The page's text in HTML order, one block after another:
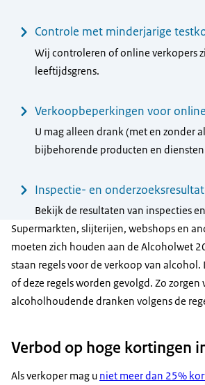
Controle met minderjarige
Wij controleren of online verkopers
leeftijdsgrens.
Verkoopbeperkingen voor
U mag alleen drank (met en zonder
bijbehorende producten en
Inspectie- en
Bekijk de resultaten van inspecties
Supermarkten, slijterijen, webshops en
moeten zich houden aan de Alcoholwet
staan regels voor de verkoop van alcohol.
of deze regels worden gevolgd. Zo zorgen
alcoholhoudende dranken volgens de
Verbod op hoge kortingen
Als verkoper mag u niet meer dan 25%